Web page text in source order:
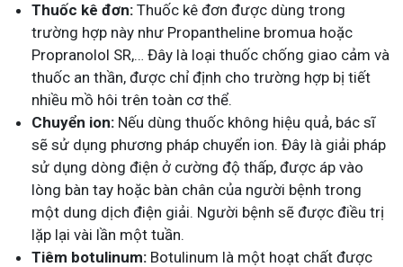
Thuốc kê đơn: Thuốc kê đơn được dùng trong
trường hợp này như Propantheline bromua hoặc
Propranolol SR,… Đây là loại thuốc chống giao cảm và
thuốc an thần, được chỉ định cho trường hợp bị tiết
nhiều mồ hôi trên toàn cơ thể.
Chuyển ion: Nếu dùng thuốc không hiệu quả, bác sĩ
sẽ sử dụng phương pháp chuyển ion. Đây là giải pháp
sử dụng dòng điện ở cường độ thấp, được áp vào
lòng bàn tay hoặc bàn chân của người bệnh trong
một dung dịch điện giải. Người bệnh sẽ được điều trị
lặp lại vài lần một tuần.
Tiêm botulinum: Botulinum là một hoạt chất được